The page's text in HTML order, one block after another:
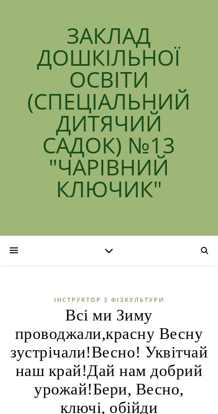
ЗАКЛАД
ДОШКІЛЬНОЇ
ОСВІТИ
(СПЕЦІАЛЬНИЙ
ДИТЯЧИЙ
САДОК) №13
"ЧАРІВНИЙ
КЛЮЧИК"
ІНСТРУКТОР З ФІЗКУЛЬТУРИ
Всі ми Зиму
проводжали,красну Весну
зустрічали!Весно! Уквітчай
наш край!Дай нам добрий
урожай!Бери, Весно,
ключі, обійди